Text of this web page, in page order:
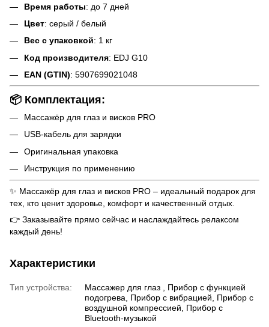
Время работы: до 7 дней
Цвет: серый / белый
Вес с упаковкой: 1 кг
Код производителя: EDJ G10
EAN (GTIN): 5907699021048
📦 Комплектация:
Массажёр для глаз и висков PRO
USB-кабель для зарядки
Оригинальная упаковка
Инструкция по применению
✨ Массажёр для глаз и висков PRO – идеальный подарок для
тех, кто ценит здоровье, комфорт и качественный отдых.
👉 Заказывайте прямо сейчас и наслаждайтесь релаксом
каждый день!
Характеристики
Тип устройства:
Массажер для глаз , Прибор с функцией
подогрева, Прибор с вибрацией, Прибор с
воздушной компрессией, Прибор с
Bluetooth-музыкой